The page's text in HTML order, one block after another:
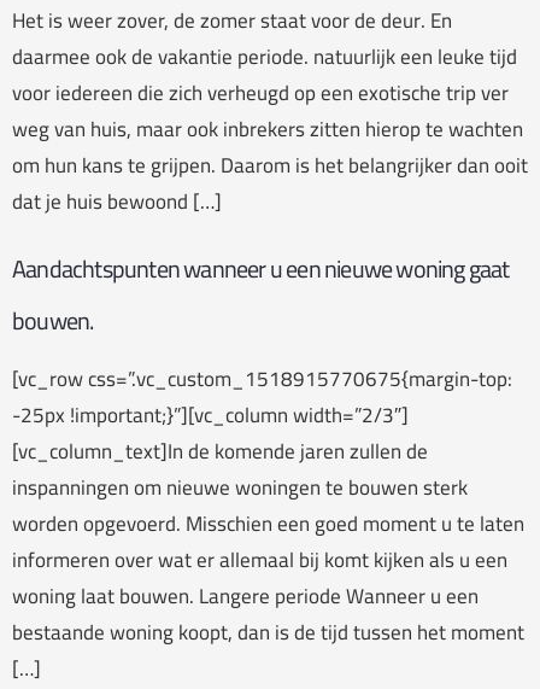
Het is weer zover, de zomer staat voor de deur. En
daarmee ook de vakantie periode. natuurlijk een leuke tijd
voor iedereen die zich verheugd op een exotische trip ver
weg van huis, maar ook inbrekers zitten hierop te wachten
om hun kans te grijpen. Daarom is het belangrijker dan ooit
dat je huis bewoond […]
Aandachtspunten wanneer u een nieuwe woning gaat
bouwen.
[vc_row css=”.vc_custom_1518915770675{margin-top:
-25px !important;}”][vc_column width=”2/3″]
[vc_column_text]In de komende jaren zullen de
inspanningen om nieuwe woningen te bouwen sterk
worden opgevoerd. Misschien een goed moment u te laten
informeren over wat er allemaal bij komt kijken als u een
woning laat bouwen. Langere periode Wanneer u een
bestaande woning koopt, dan is de tijd tussen het moment
[…]